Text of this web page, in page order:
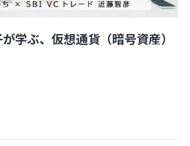
学ぶ、仮想通貨（暗号資産）